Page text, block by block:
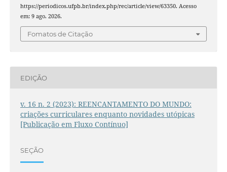
https://periodicos.ufpb.br/index.php/rec/article/view/63350. Acesso
em: 9 ago. 2026.
Fomatos de Citação
EDIÇÃO
v. 16 n. 2 (2023): REENCANTAMENTO DO MUNDO:
criações curriculares enquanto novidades utópicas
[Publicação em Fluxo Contínuo]
SEÇÃO